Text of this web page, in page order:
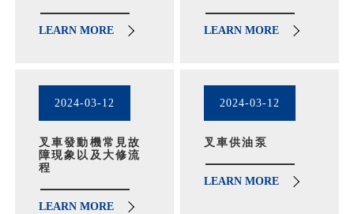
LEARN MORE LEARN MORE
2024-03-12
叉車發動機常見故
障現象以及大修流
程
LEARN MORE
2024-03-12
叉車供油泵
LEARN MORE